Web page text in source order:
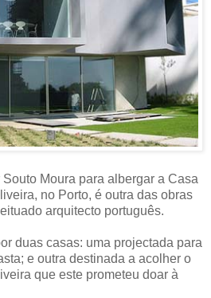
Moura para albergar a Casa
no Porto, é outra das obras
arquitecto português.
duas casas: uma projectada para
e outra destinada a acolher o
que este prometeu doar à